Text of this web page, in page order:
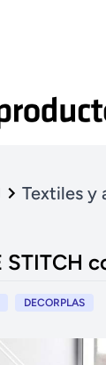
Textiles y
STITCH
DECORPLAS